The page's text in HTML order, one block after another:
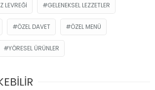
LEVREĞI GELENEKSEL LEZZETLER
ÖZEL DAVET ÖZEL MENÜ
YÖRESEL ÜRÜNLER